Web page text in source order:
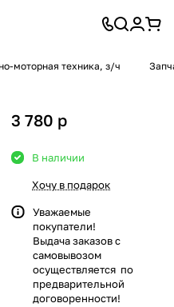
моторная техника, з/ч
3 780 p
В наличии
Хочу в подарок
Уважаемые
покупатели!
Выдача заказов с
самовывозом
осуществляется по
предварительной
договоренности!